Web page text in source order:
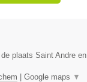
plaats Saint Andre
Google maps ▼